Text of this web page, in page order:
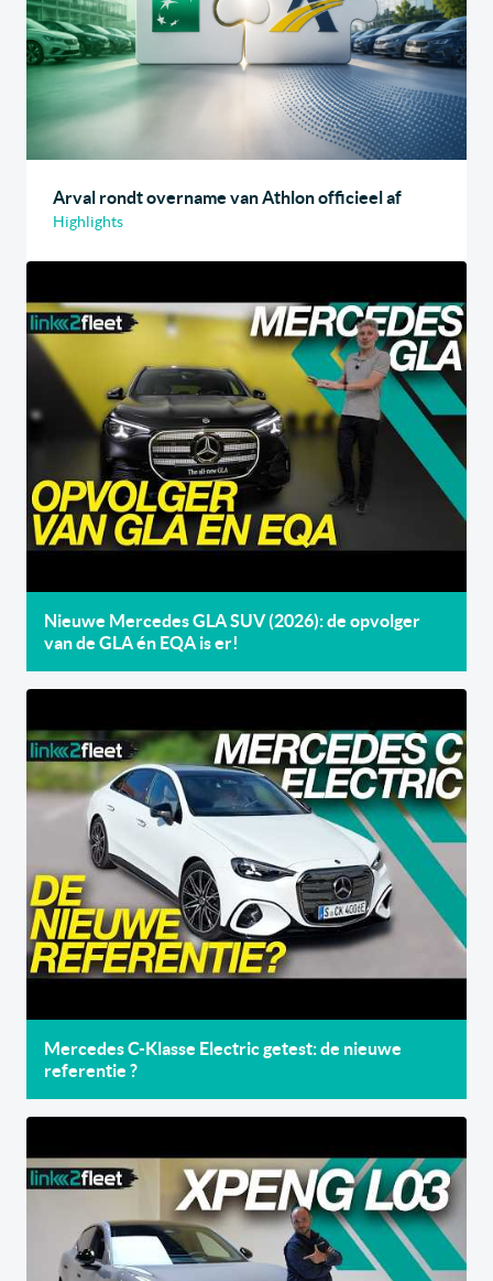
Arval rondt overname van Athlon officieel af
Highlights
Nieuwe Mercedes GLA SUV (2026): de opvolger
van de GLA én EQA is er!
Mercedes C-Klasse Electric getest: de nieuwe
referentie ?